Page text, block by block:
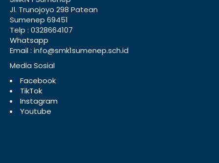
Jl. Trunojoyo 298 Patean
Sumenep 69451
Telp : 0328664107
Whatsapp
Email : info@smk1sumenep.sch.id
Media Sosial
Facebook
TikTok
Instagram
Youtube